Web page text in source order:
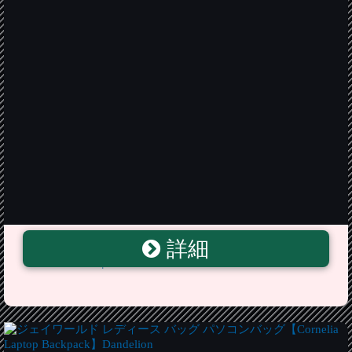
Kalencom カレンコム Unisex bags Quick Change Kit
詳細